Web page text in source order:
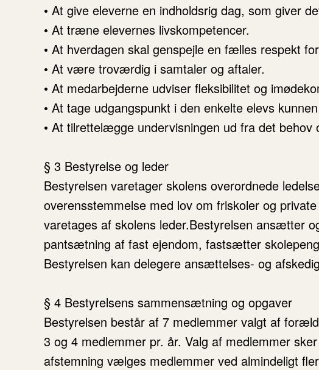
• At give eleverne en indholdsrig dag, som giver
• At træne elevernes livskompetencer.
• At hverdagen skal genspejle en fælles respekt
• At være troværdig i samtaler og aftaler.
• At medarbejderne udviser fleksibilitet og
• At tage udgangspunkt i den enkelte elevs
• At tilrettelægge undervisningen ud fra det
§ 3 Bestyrelse og leder
Bestyrelsen varetager skolens overordnede
overensstemmelse med lov om friskoler og
varetages af skolens leder.Bestyrelsen ansætter
pantsætning af fast ejendom, fastsætter
Bestyrelsen kan delegere ansættelses- og
§ 4 Bestyrelsens sammensætning og opgaver
Bestyrelsen består af 7 medlemmer valgt af
3 og 4 medlemmer pr. år. Valg af medlemmer
afstemning vælges medlemmer ved almindeligt